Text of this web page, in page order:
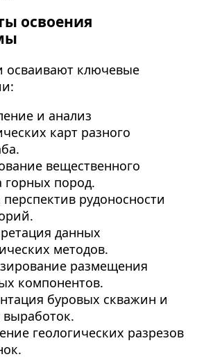
освоения
осваивают ключевые
и анализ
карт разного
вещественного
горных пород.
рудоносности
данных
методов.
размещения
компонентов.
буровых скважин и
геологических разрезов